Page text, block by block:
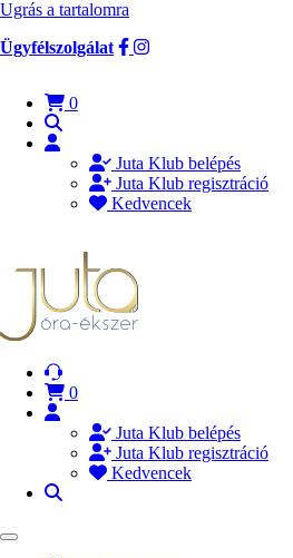
Ugrás a tartalomra
Ügyfélszolgálat
0
Juta Klub belépés
Juta Klub regisztráció
Kedvencek
0
Juta Klub belépés
Juta Klub regisztráció
Kedvencek